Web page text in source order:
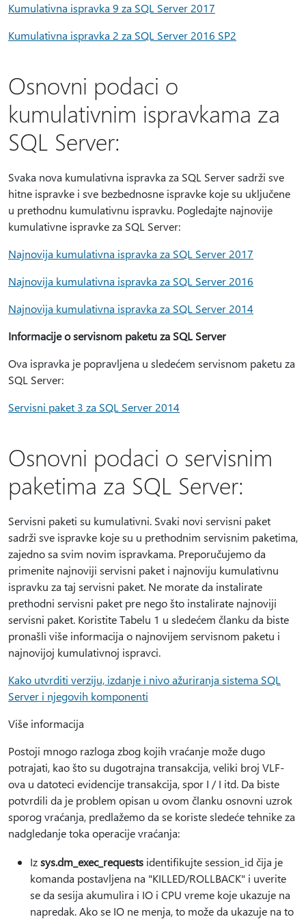
Kumulativna ispravka 9 za SQL Server 2017
Kumulativna ispravka 2 za SQL Server 2016 SP2
Osnovni podaci o
kumulativnim ispravkama za
SQL Server:
Svaka nova kumulativna ispravka za SQL Server sadrži sve
hitne ispravke i sve bezbednosne ispravke koje su uključene
u prethodnu kumulativnu ispravku. Pogledajte najnovije
kumulativne ispravke za SQL Server:
Najnovija kumulativna ispravka za SQL Server 2017
Najnovija kumulativna ispravka za SQL Server 2016
Najnovija kumulativna ispravka za SQL Server 2014
Informacije o servisnom paketu za SQL Server
Ova ispravka je popravljena u sledećem servisnom paketu za
SQL Server:
Servisni paket 3 za SQL Server 2014
Osnovni podaci o servisnim
paketima za SQL Server:
Servisni paketi su kumulativni. Svaki novi servisni paket
sadrži sve ispravke koje su u prethodnim servisnim paketima,
zajedno sa svim novim ispravkama. Preporučujemo da
primenite najnoviji servisni paket i najnoviju kumulativnu
ispravku za taj servisni paket. Ne morate da instalirate
prethodni servisni paket pre nego što instalirate najnoviji
servisni paket. Koristite Tabelu 1 u sledećem članku da biste
pronašli više informacija o najnovijem servisnom paketu i
najnovijoj kumulativnoj ispravci.
Kako utvrditi verziju, izdanje i nivo ažuriranja sistema SQL
Server i njegovih komponenti
Više informacija
Postoji mnogo razloga zbog kojih vraćanje može dugo
potrajati, kao što su dugotrajna transakcija, veliki broj VLF-
ova u datoteci evidencije transakcija, spor I / I itd. Da biste
potvrdili da je problem opisan u ovom članku osnovni uzrok
sporog vraćanja, predlažemo da se koriste sledeće tehnike za
nadgledanje toka operacije vraćanja:
Izsys.dm_exec_requests identifikujte session_id čija je
komanda postavljena na "KILLED/ROLLBACK" i uverite
se da sesija akumulira i IO i CPU vreme koje ukazuje na
napredak. Ako se IO ne menja, to može da ukazuje na to